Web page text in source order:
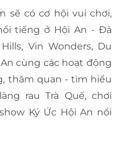
sẽ có cơ hội vui chơi,
tiếng ở Hội An - Đà
Vin Wonders, Du
cùng các hoạt động
thăm quan - tìm hiểu
rau Trà Quế, chơi
Ký Ức Hội An nổi